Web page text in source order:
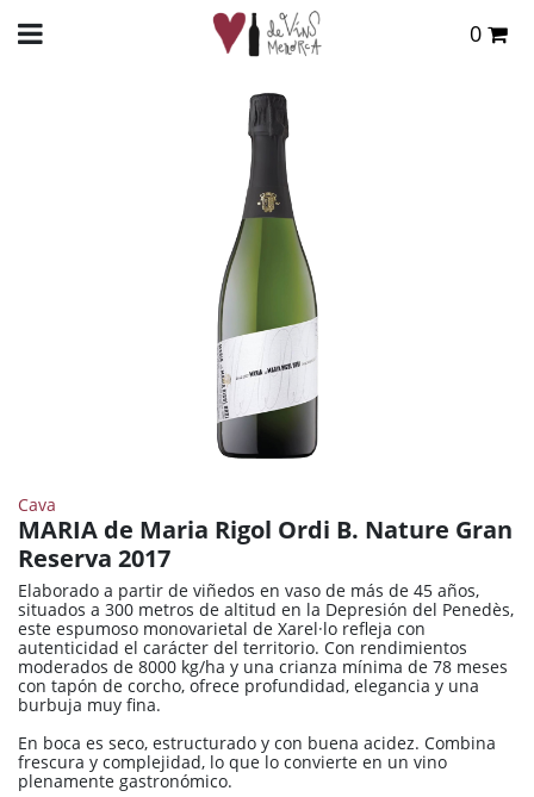
0
VER CESTA
Cava
MARIA de Maria Rigol Ordi B. Nature Gran
Reserva 2017
Elaborado a partir de viñedos en vaso de más de 45 años,
situados a 300 metros de altitud en la Depresión del Penedès,
este espumoso monovarietal de Xarel·lo refleja con
autenticidad el carácter del territorio. Con rendimientos
moderados de 8000 kg/ha y una crianza mínima de 78 meses
con tapón de corcho, ofrece profundidad, elegancia y una
burbuja muy fina.
En boca es seco, estructurado y con buena acidez. Combina
frescura y complejidad, lo que lo convierte en un vino
plenamente gastronómico.